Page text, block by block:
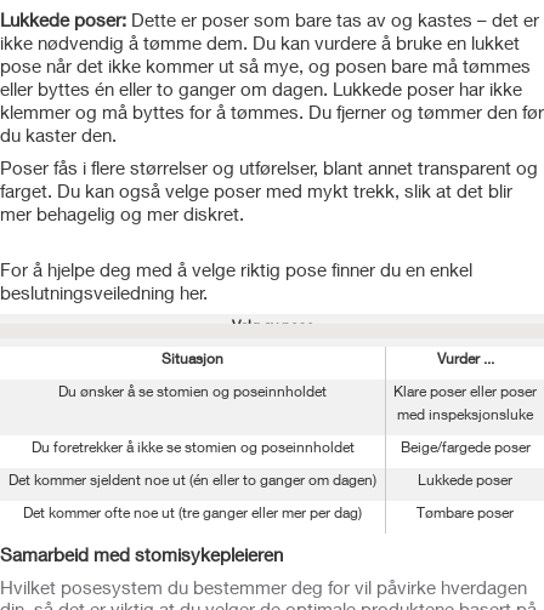
Lukkede poser: Dette er poser som bare tas av og kastes – det er
ikke nødvendig å tømme dem. Du kan vurdere å bruke en lukket
pose når det ikke kommer ut så mye, og posen bare må tømmes
eller byttes én eller to ganger om dagen. Lukkede poser har ikke
klemmer og må byttes for å tømmes. Du fjerner og tømmer den før
du kaster den.
Poser fås i flere størrelser og utførelser, blant annet transparent og
farget. Du kan også velge poser med mykt trekk, slik at det blir
mer behagelig og mer diskret.
For å hjelpe deg med å velge riktig pose finner du en enkel
beslutningsveiledning her.
Valg av pose
Situasjon
Vurder ...
Du ønsker å se stomien og poseinnholdet
Klare poser eller poser
med inspeksjonsluke
Du foretrekker å ikke se stomien og poseinnholdet
Beige/fargede poser
Det kommer sjeldent noe ut (én eller to ganger om dagen)
Lukkede poser
Det kommer ofte noe ut (tre ganger eller mer per dag)
Tømbare poser
Samarbeid med stomisykepleieren
Hvilket posesystem du bestemmer deg for vil påvirke hverdagen